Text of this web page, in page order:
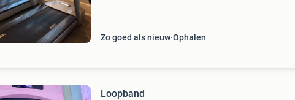
Zo goed als nieuw Ophalen
Loopband